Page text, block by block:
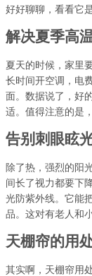
好好聊聊，看看它
解决夏季高
夏天的时候，家里
长时间开空调，电
面。数据说了，好
适。值得注意的是
告别刺眼眩
除了热，强烈的阳
间长了视力都要下
光防紫外线。它能
品。这对有老人和
天棚帘的用
其实啊，天棚帘用